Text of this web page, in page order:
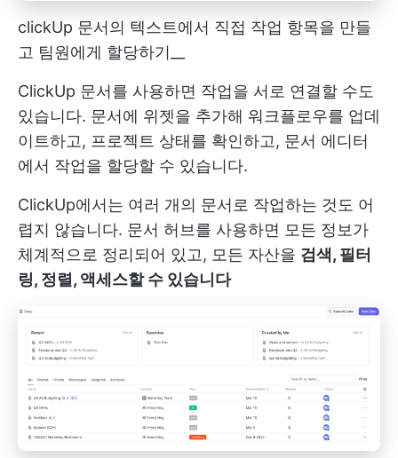
clickUp 문서의 텍스트에서 직접 작업 항목을 만들
고 팀원에게 할당하기__
ClickUp 문서를 사용하면 작업을 서로 연결할 수도
있습니다. 문서에 위젯을 추가해 워크플로우를 업데
이트하고, 프로젝트 상태를 확인하고, 문서 에디터
에서 작업을 할당할 수 있습니다.
ClickUp에서는 여러 개의 문서로 작업하는 것도 어
렵지 않습니다. 문서 허브를 사용하면 모든 정보가
체계적으로 정리되어 있고, 모든 자산을 검색, 필터
링, 정렬, 액세스할 수 있습니다